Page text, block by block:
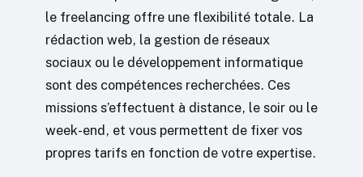
le freelancing offre une flexibilité totale. La
rédaction web, la gestion de réseaux
sociaux ou le développement informatique
sont des compétences recherchées. Ces
missions s’effectuent à distance, le soir ou le
week-end, et vous permettent de fixer vos
propres tarifs en fonction de votre expertise.